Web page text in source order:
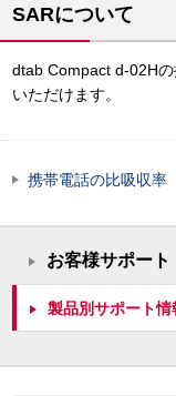
SARについて
dtab Compact d-02H
いただけます。
携帯電話の比吸収率
お客様サポート
製品別サポート情